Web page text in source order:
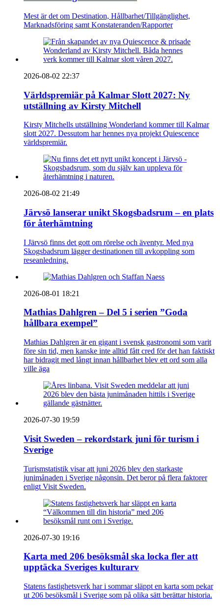
Mest är det om Destination, Hållbarhet/Tillgänglighet,
Marknadsföring samt Konstateranden/Rapporter
2026-08-02 22:37
Världspremiär på Kalmar Slott 2027: Ny
utställning av Kirsty Mitchell
Kirsty Mitchells utställning Wonderland kommer till Kalmar
slott 2027. Dessutom har hennes nya projekt Quiescence
världspremiär.
2026-08-02 21:49
Järvsö lanserar unikt Skogsbadsrum – en plats
för återhämtning
I Järvsö finns det gott om rörelse och äventyr. Med nya
Skogsbadsrum lägger destinationen till avkoppling som
reseanledning.
2026-08-01 18:21
Mathias Dahlgren – Del 5 i serien ”Goda
hållbara exempel”
Mathias Dahlgren är en gigant i svensk gastronomi som varit
före sin tid, men kanske inte alltid fått cred för det han faktiskt
har bidragit med långt innan hållbarhet blev ett ord som alla
ville äga
2026-07-30 19:59
Visit Sweden – rekordstark juni för turism i
Sverige
Turismstatistik visar att juni 2026 blev den starkaste
junimånaden i Sverige någonsin. Det beror på flera faktorer
enligt Visit Sweden.
2026-07-30 19:16
Karta med 206 besöksmål ska locka fler att
upptäcka Sveriges kulturarv
Statens fastighetsverk har i sommar släppt en karta som pekar
ut 206 besöksmål i Sverige som på olika sätt berättar historia.